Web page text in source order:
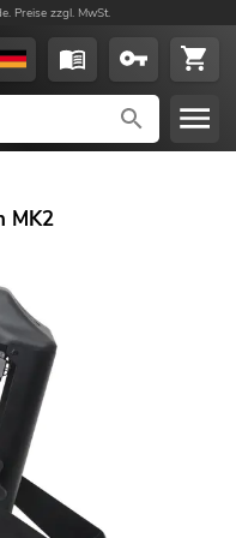
Preise zzgl. MwSt.
MK2